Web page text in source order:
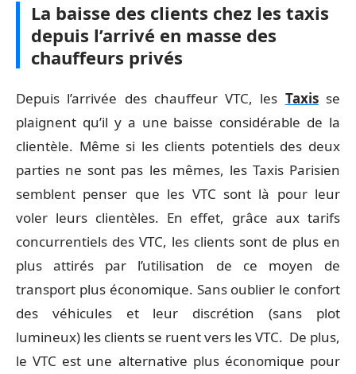
La baisse des clients chez les taxis
depuis l’arrivé en masse des
chauffeurs privés
Depuis l’arrivée des chauffeur VTC, les Taxisse
plaignent qu’il y a une baisse considérable de la
clientèle. Même si les clients potentiels des deux
parties ne sont pas les mêmes, les Taxis Parisien
semblent penser que les VTC sont là pour leur
voler leurs clientèles. En effet, grâce aux tarifs
concurrentiels des VTC, les clients sont de plus en
plus attirés par l’utilisation de ce moyen de
transport plus économique. Sans oublier le confort
des véhicules et leur discrétion (sans plot
lumineux) les clients se ruent vers les VTC. De plus,
le VTC est une alternative plus économique pour